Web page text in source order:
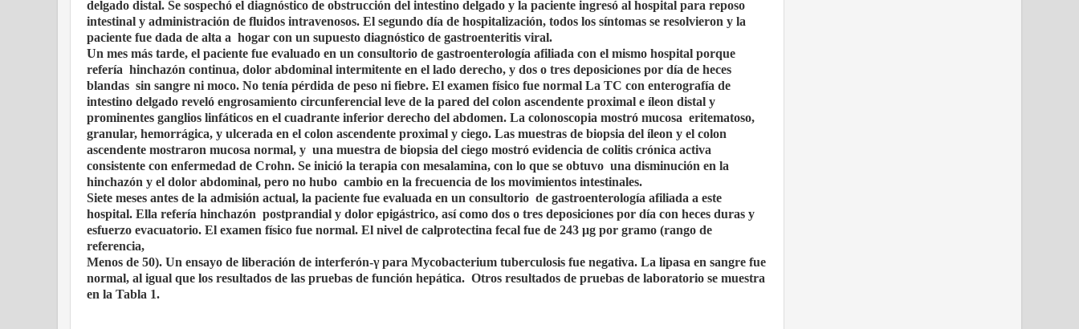
delgado distal. Se sospechó el diagnóstico de obstrucción del intestino delgado y la paciente ingresó al hospital para reposo
intestinal y administración de fluidos intravenosos. El segundo día de hospitalización, todos los síntomas se resolvieron y la
paciente fue dada de alta a hogar con un supuesto diagnóstico de gastroenteritis viral.
Un mes más tarde, el paciente fue evaluado en un consultorio de gastroenterología afiliada con el mismo hospital porque
refería hinchazón continua, dolor abdominal intermitente en el lado derecho, y dos o tres deposiciones por día de heces
blandas sin sangre ni moco. No tenía pérdida de peso ni fiebre. El examen físico fue normal La TC con enterografía de
intestino delgado reveló engrosamiento circunferencial leve de la pared del colon ascendente proximal e íleon distal y
prominentes ganglios linfáticos en el cuadrante inferior derecho del abdomen. La colonoscopia mostró mucosa eritematoso,
granular, hemorrágica, y ulcerada en el colon ascendente proximal y ciego. Las muestras de biopsia del íleon y el colon
ascendente mostraron mucosa normal, y una muestra de biopsia del ciego mostró evidencia de colitis crónica activa
consistente con enfermedad de Crohn. Se inició la terapia con mesalamina, con lo que se obtuvo una disminución en la
hinchazón y el dolor abdominal, pero no hubo cambio en la frecuencia de los movimientos intestinales.
Siete meses antes de la admisión actual, la paciente fue evaluada en un consultorio de gastroenterología afiliada a este
hospital. Ella refería hinchazón postprandial y dolor epigástrico, así como dos o tres deposiciones por día con heces duras y
esfuerzo evacuatorio. El examen físico fue normal. El nivel de calprotectina fecal fue de 243 μg por gramo (rango de
referencia,
Menos de 50). Un ensayo de liberación de interferón-γ para Mycobacterium tuberculosis fue negativa. La lipasa en sangre fue
normal, al igual que los resultados de las pruebas de función hepática. Otros resultados de pruebas de laboratorio se muestra
en la Tabla 1.